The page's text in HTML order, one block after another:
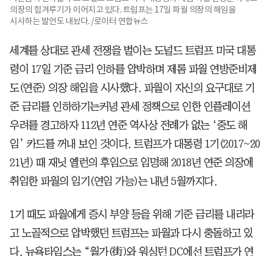
의장의 힘겨루기가 이어지고 있다. 트럼프는 17일 파월 의장의 해임을
시사하는 발언도 내놨다. /로이터 연합뉴스
세계를 상대로 관세 전쟁을 벌이는 도널드 트럼프 미국 대통
령이 17일 기준 금리 인하를 압박하며 제롬 파월 연방준비제
도(연준) 의장 해임을 시사했다. 파월이 자신의 요구대로 기
준 금리를 인하하기는커녕 관세 정책으로 인한 인플레이션
우려를 경고하자 112년 연준 역사상 전례가 없는 ‘중도 해
임’ 카드를 꺼내 보인 것이다. 트럼프가 대통령 1기(2017~20
21년) 때 재닛 옐런의 후임으로 임명해 2018년 연준 의장에
취임한 파월의 임기(연임 가능)는 내년 5월까지다.
1기 때도 파월에게 증시 부양 등을 위해 기준 금리를 내리라
고 노골적으로 압박했던 트럼프는 파월과 다시 충돌하고 있
다. 뉴욕타임스는 “월가(街)와 워싱턴 DC에선 트럼프가 연